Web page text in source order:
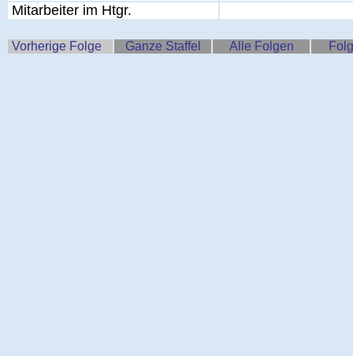
Mitarbeiter im Htgr.
Vorherige Folge Ganze Staffel Alle Folgen